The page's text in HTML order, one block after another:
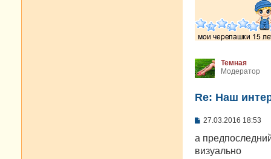
Темная
Модератор
Re: Наш
С
о
щ
27.03.2016 18:53
а
визуально